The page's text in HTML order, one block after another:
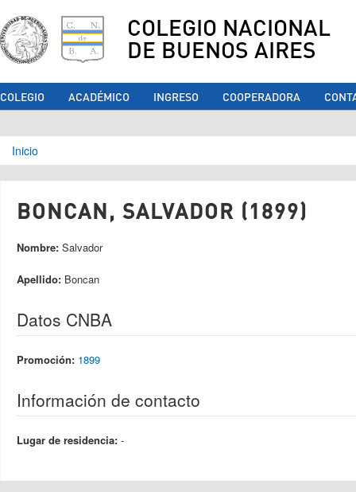
COLEGIO NACIONAL
DE BUENOS AIRES
COLEGIO ACADÉMICO INGRESO COOPERADORA
Se encuentra usted aquí
Inicio
BONCAN, SALVADOR (1899)
Nombre: Salvador
Apellido: Boncan
Datos CNBA
Promoción: 1899
Información de contacto
Lugar de residencia: -